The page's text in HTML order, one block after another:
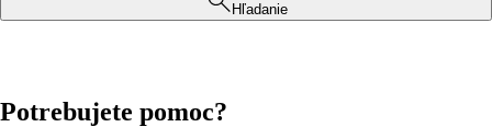
Hľadanie
Potrebujete pomoc?